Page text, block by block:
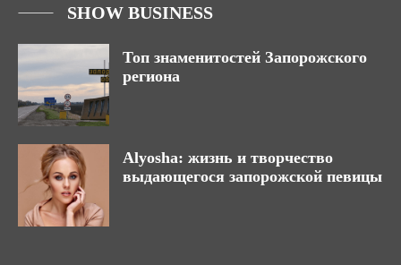
SHOW BUSINESS
Топ знаменитостей Запорожского
региона
Alyosha: жизнь и творчество
выдающегося запорожской певицы